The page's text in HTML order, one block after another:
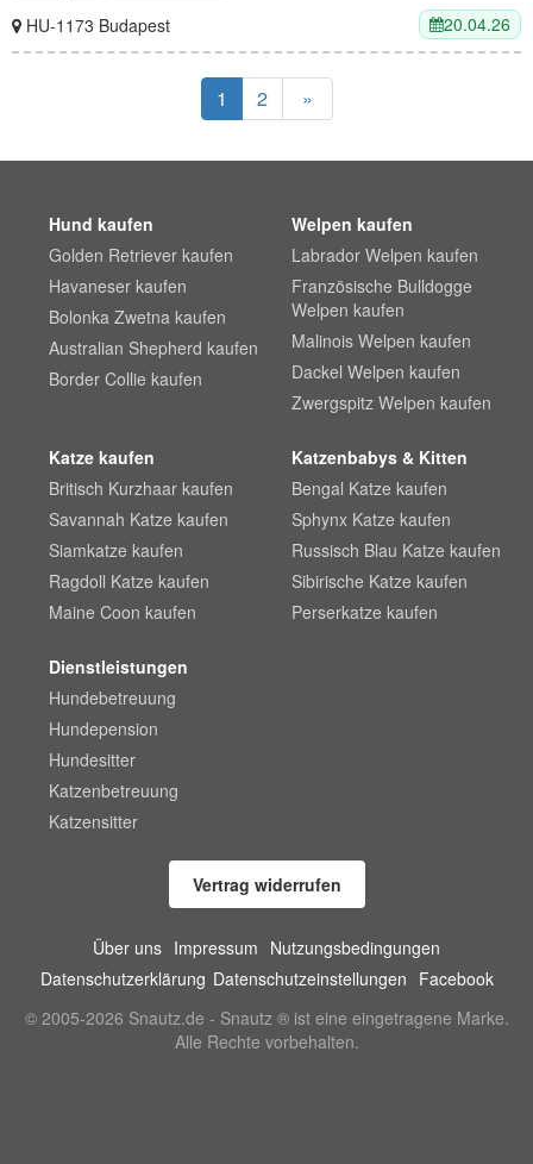
HU-1173 Budapest
20.04.26
1 2 »
Hund kaufen
Golden Retriever kaufen
Havaneser kaufen
Bolonka Zwetna kaufen
Australian Shepherd kaufen
Border Collie kaufen
Welpen kaufen
Labrador Welpen kaufen
Französische Bulldogge
Welpen kaufen
Malinois Welpen kaufen
Dackel Welpen kaufen
Zwergspitz Welpen kaufen
Katze kaufen
Britisch Kurzhaar kaufen
Savannah Katze kaufen
Siamkatze kaufen
Ragdoll Katze kaufen
Maine Coon kaufen
Katzenbabys & Kitten
Bengal Katze kaufen
Sphynx Katze kaufen
Russisch Blau Katze kaufen
Sibirische Katze kaufen
Perserkatze kaufen
Dienstleistungen
Hundebetreuung
Hundepension
Hundesitter
Katzenbetreuung
Katzensitter
Vertrag widerrufen
Über uns Impressum Nutzungsbedingungen
Datenschutzerklärung Datenschutzeinstellungen Facebook
© 2005-2026 Snautz.de - Snautz ® ist eine eingetragene Marke.
Alle Rechte vorbehalten.